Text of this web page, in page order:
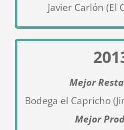
Javier Carlón (El
Mejor
Bodega el Capricho
Mejor